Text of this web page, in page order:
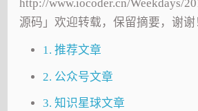
http://www.iocoder.cn/Weekdays/
源码」欢迎转载，保留摘要，谢谢
1. 推荐文章
2. 公众号文章
3. 知识星球文章